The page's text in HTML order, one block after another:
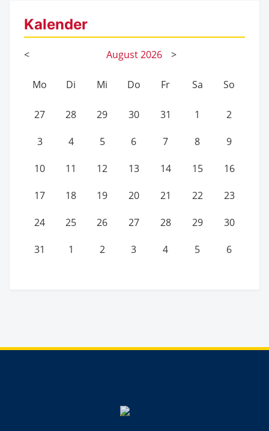
Kalender
< August2026 >
Mo Di Mi Do Fr Sa So
27 28 29 30 31 1 2
3 4 5 6 7 8 9
10 11 12 13 14 15 16
17 18 19 20 21 22 23
24 25 26 27 28 29 30
31 1 2 3 4 5 6